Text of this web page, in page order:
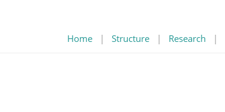
Home | Structure | Research |